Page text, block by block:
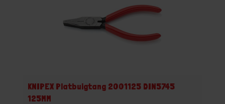
KNIPEX Platbuigtang 2001125 DIN5745
125MM